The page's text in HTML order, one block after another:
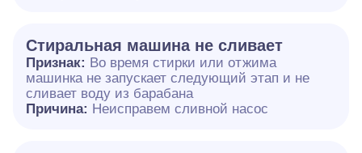
Cтиральная машина не сливает
Признак: Во время стирки или отжима
машинка не запускает следующий этап и не
сливает воду из барабана
Причина: Неисправем сливной насос